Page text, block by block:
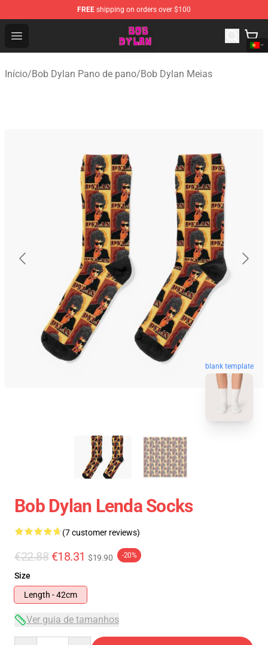
FREE shipping on orders over $100
Open menu
Bob Dylan Store - Official Bob Dylan Merchandise Shop
Início/Bob Dylan Pano de pano/Bob Dylan Meias
blank template
Bob Dylan Lenda Socks
(7 customer reviews)
€22.88 €18.31 $19.90 -20%
Size
Length - 42cm
Ver guia de tamanhos